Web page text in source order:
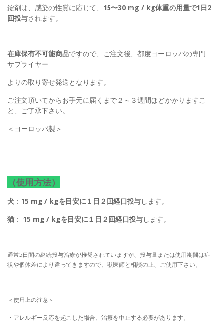
錠剤は、感染の性質に応じて、 15〜30 mg / kg体重の用量で1日2
回投与されます。
在庫保有不可能商品ですので、ご注文後、都度ヨーロッパの専門
サプライヤー
よりの取り寄せ発送となります。
ご注文頂いてからお手元に届くまで２～３週間ほどかかりますこ
と、ご了承下さい。
＜ヨーロッパ製＞
（使用方法）
犬 ： 15 mg / kgを目安に１日２回経口投与します。
猫 ： 15 mg / kgを目安に１日２回経口投与します。
通常5日間の継続投与治療が推奨されていますが、投与量または使用期間は症
状や個体差により違ってきますので、獣医師と相談の上、ご使用下さい。
＜使用上の注意＞
・アレルギー反応を起こした場合、治療を中止する必要があります。